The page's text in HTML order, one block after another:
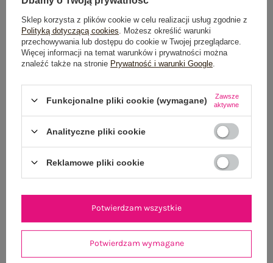
OPIS PRODUKTU
GŁÓWNE PARAMETRY
WYSYŁKA I DOSTAWA
ZWROTY I REKLAMACJE
OSTATNIO OGLĄDANE
Sklep korzysta z plików cookie w celu realizacji usług zgodnie z
Polityką dotyczącą cookies . Możesz określić warunki
przechowywania lub dostępu do cookie w Twojej przeglądarce.
Więcej informacji na temat warunków i prywatności można
znaleźć także na stronie Prywatność i warunki Google
Funkcjonalne pliki cookie (wymagane)
Zawsze
aktywne
Analityczne pliki cookie
Reklamowe pliki cookie
Potwierdzam wymagane
Potwierdzam wszystkie